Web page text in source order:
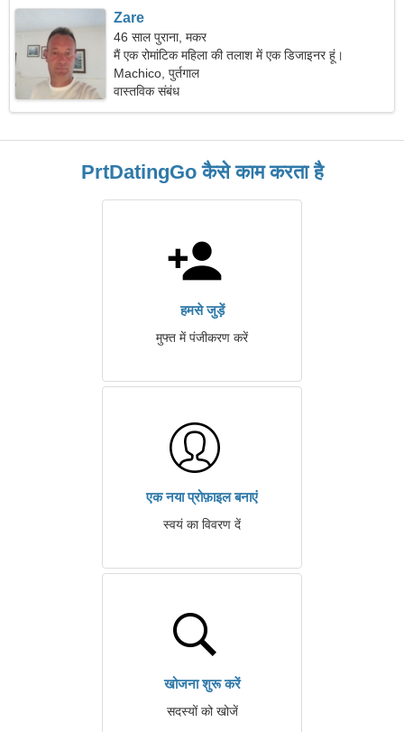
Zare
46 साल पुराना, मकर
मैं एक रोमांटिक महिला की तलाश में एक डिजाइनर हूं।
Machico, पुर्तगाल
वास्तविक संबंध
PrtDatingGo कैसे काम करता है
हमसे जुड़ें
मुफ्त में पंजीकरण करें
एक नया प्रोफ़ाइल बनाएं
स्वयं का विवरण दें
खोजना शुरू करें
सदस्यों को खोजें